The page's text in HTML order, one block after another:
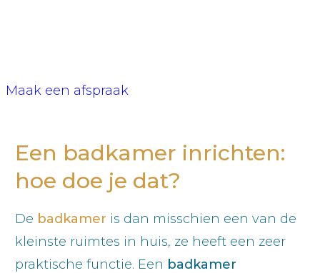
Maak een afspraak
Een badkamer inrichten:
hoe doe je dat?
De badkamer is dan misschien een van de
kleinste ruimtes in huis, ze heeft een zeer
praktische functie. Een badkamer